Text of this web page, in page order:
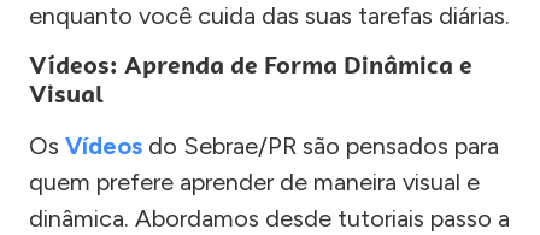
enquanto você cuida das suas tarefas diárias.
Vídeos: Aprenda de Forma Dinâmica e
Visual
Os Vídeos do Sebrae/PR são pensados para
quem prefere aprender de maneira visual e
dinâmica. Abordamos desde tutoriais passo a